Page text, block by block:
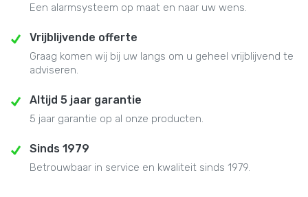
Een alarmsysteem op maat en naar uw wens.
Vrijblijvende offerte
Graag komen wij bij uw langs om u geheel vrijblijvend te
adviseren.
Altijd 5 jaar garantie
5 jaar garantie op al onze producten.
Sinds 1979
Betrouwbaar in service en kwaliteit sinds 1979.